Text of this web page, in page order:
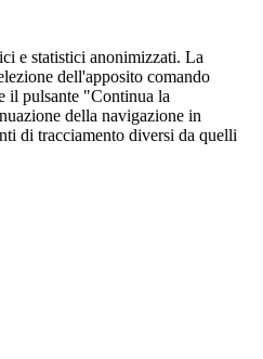
e statistici anonimizzati. La
dell'apposito comando
il pulsante "Continua la
della navigazione in
di tracciamento diversi da quelli